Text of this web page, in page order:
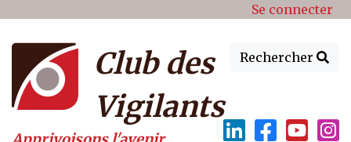
Menu du compte de Se connecter
Rechercher
Club des
Vigilants